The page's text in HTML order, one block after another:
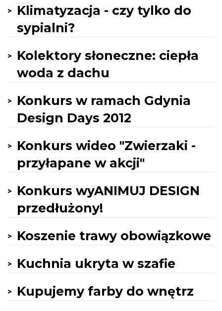
Klimatyzacja - czy tylko do
sypialni?
Kolektory słoneczne: ciepła
woda z dachu
Konkurs w ramach Gdynia
Design Days 2012
Konkurs wideo "Zwierzaki -
przyłapane w akcji"
Konkurs wyANIMUJ DESIGN
przedłużony!
Koszenie trawy obowiązkowe
Kuchnia ukryta w szafie
Kupujemy farby do wnętrz